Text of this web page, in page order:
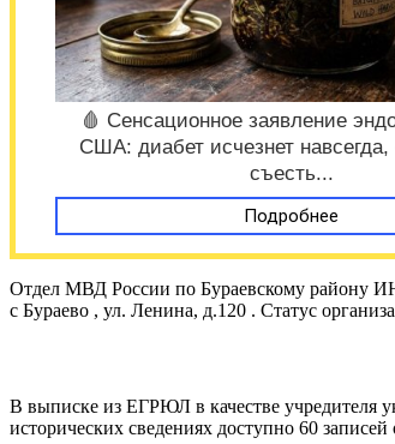
🩸 Сенсационное заявление
США: диабет исчезнет
съесть...
Подробнее
Отдел МВД России по Бураевскому району
с Бураево , ул. Ленина, д.120 . Статус
В выписке из ЕГРЮЛ в качестве учредителя
исторических сведениях доступно 60